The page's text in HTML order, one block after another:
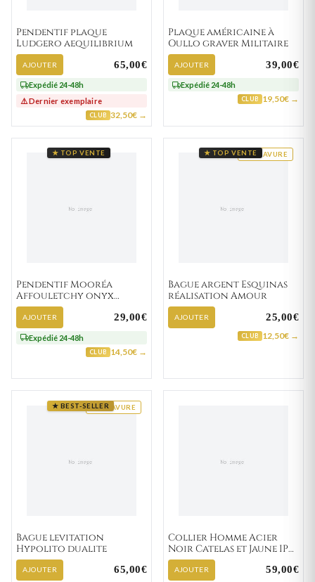
Pendentif plaque
Ludgero aequilibrium
AJOUTER 65,00€
Expédié 24-48h
⚠️ Dernier exemplaire
CLUB 32,50€ →
Plaque américaine à
Oullo graver Militaire
AJOUTER 39,00€
Expédié 24-48h
CLUB 19,50€ →
★ TOP VENTE
Pendentif Mooréa
Affouletchy onyx
Ethnique Totem
AJOUTER 29,00€
Expédié 24-48h
CLUB 14,50€ →
GRAVURE
★ TOP VENTE
Bague argent Esquinas
réalisation Amour
AJOUTER 25,00€
CLUB 12,50€ →
GRAVURE
★ BEST-SELLER
Bague levitation
Hypolito dualite
AJOUTER 65,00€
Collier Homme Acier
Noir Catelas et Jaune IP
Diamant
AJOUTER 59,00€